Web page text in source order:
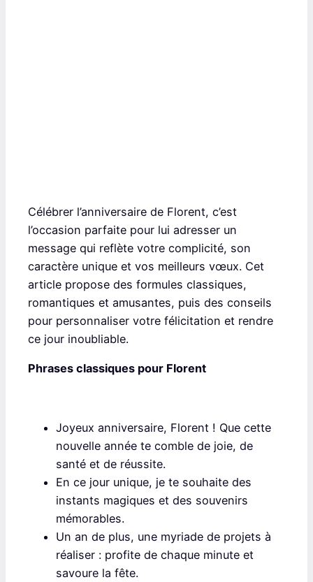
Célébrer l’anniversaire de Florent, c’est
l’occasion parfaite pour lui adresser un
message qui reflète votre complicité, son
caractère unique et vos meilleurs vœux. Cet
article propose des formules classiques,
romantiques et amusantes, puis des conseils
pour personnaliser votre félicitation et rendre
ce jour inoubliable.
Phrases classiques pour Florent
Joyeux anniversaire, Florent ! Que cette
nouvelle année te comble de joie, de
santé et de réussite.
En ce jour unique, je te souhaite des
instants magiques et des souvenirs
mémorables.
Un an de plus, une myriade de projets à
réaliser : profite de chaque minute et
savoure la fête.